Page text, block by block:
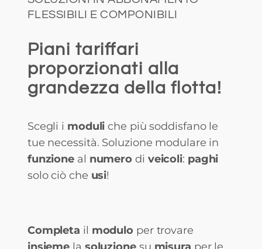
FLESSIBILI E COMPONIBILI
Piani tariffari
proporzionati alla
grandezza della flotta!
Scegli i moduli che più soddisfano le
tue necessità. Soluzione modulare in
funzione al numero di veicoli: paghi
solo ciò che usi!
Completa il modulo per trovare